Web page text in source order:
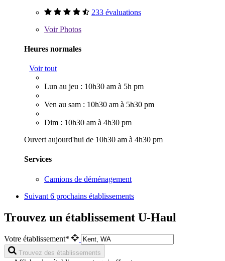
233 évaluations
VoirPhotos
Heures normales
Voir tout
Lun au jeu : 10h30 am à 5h pm
Ven au sam : 10h30 am à 5h30 pm
Dim : 10h30 am à 4h30 pm
Ouvert aujourd'hui de 10h30 am à 4h30 pm
Services
Camions de déménagement
Suivant 6 prochains établissements
Trouvez un établissement U-Haul
Votre établissement*
Trouvez des établissements